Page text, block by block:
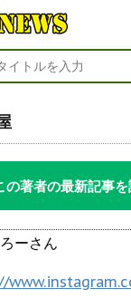
の著者の最新記事
ーさん